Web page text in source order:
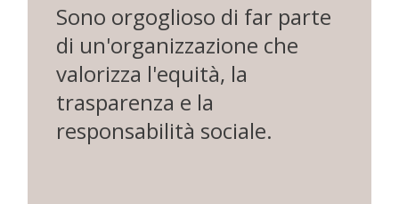
Sono orgoglioso di far parte
di un'organizzazione che
valorizza l'equità, la
trasparenza e la
responsabilità sociale.